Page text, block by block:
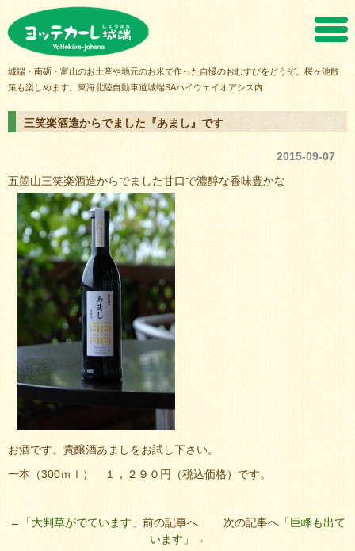
城端・南砺・富山のお土産や地元のお米で作った自慢のおむすびをどうぞ。桜ヶ池散
策も楽しめます。東海北陸自動車道城端SAハイウェイオアシス内
三笑楽酒造からでました『あまし』です
2015-09-07
五箇山三笑楽酒造からでました甘口で濃醇な香味豊かな
お酒です。貴醸酒あましをお試し下さい。
一本（300ｍｌ） １，２９０円（税込価格）です。
←「大判草がでています 」前の記事へ 次の記事へ「巨峰も出て
います 」→